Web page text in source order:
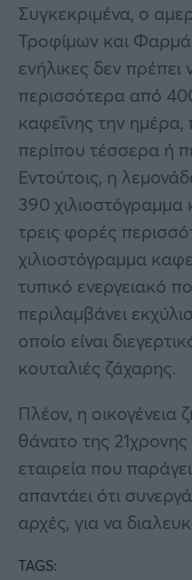
Συγκεκριμένα, ο
Τροφίμων και
ενήλικες δεν
περισσότερα από
καφεΐνης την ημέρα,
περίπου τέσσερα ή
Εντούτοις, η
390 χιλιοστόγραμμα
τρεις φορές
χιλιοστόγραμμα
τυπικό ενεργειακό
περιλαμβάνει
οποίο είναι
κουταλιές ζάχαρης.
Πλέον, η οικογένεια
θάνατο της
εταιρεία που
απαντάει ότι
αρχές, για να
TAGS: